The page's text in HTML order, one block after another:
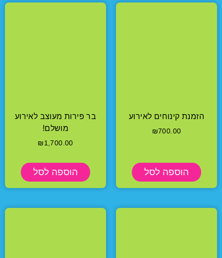
הזמנת קינוחים לאירוע
₪700.00
הוספה לסל
בר פירות מעוצב לאירוע
מושלם!
₪ 1,700.00
הוספה לסל